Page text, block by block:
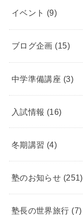
イベント (9)
ブログ企画 (15)
中学準備講座 (3)
入試情報 (16)
冬期講習 (4)
塾のお知らせ (251)
塾長の世界旅行 (7)